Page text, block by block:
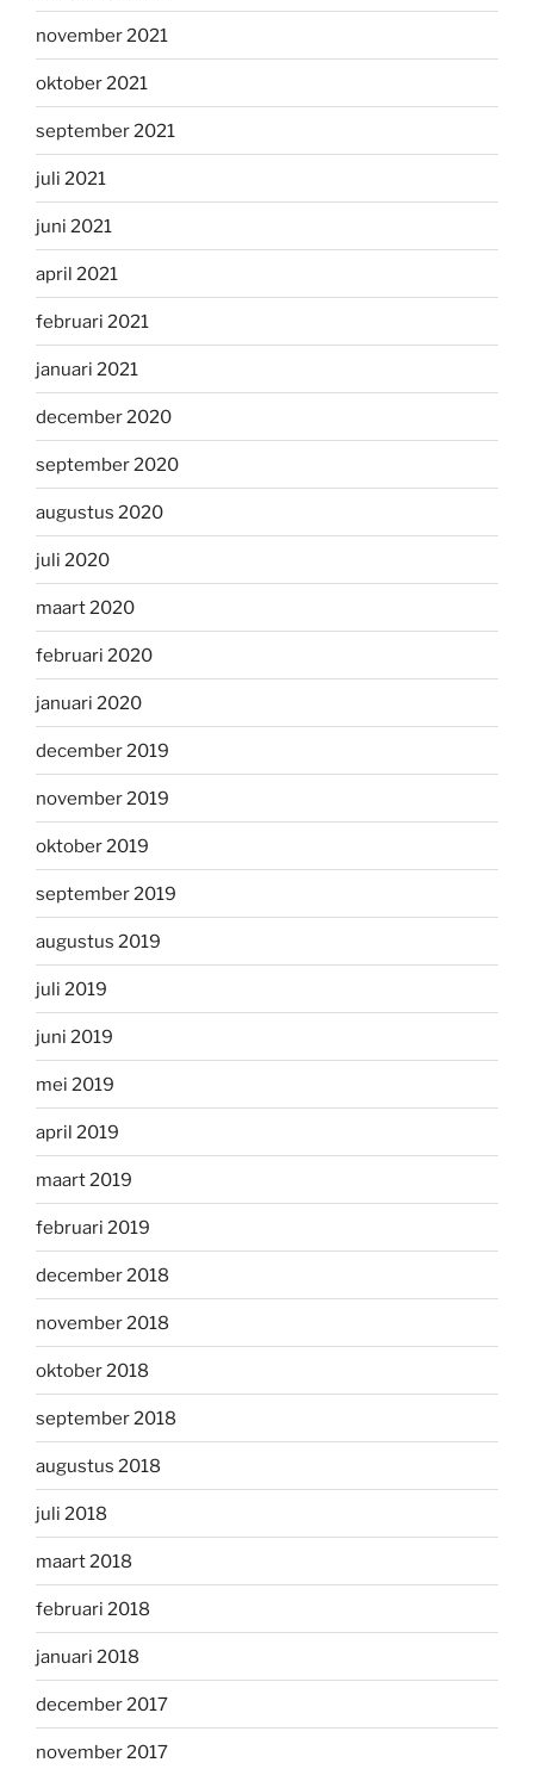
november 2021
oktober 2021
september 2021
juli 2021
juni 2021
april 2021
februari 2021
januari 2021
december 2020
september 2020
augustus 2020
juli 2020
maart 2020
februari 2020
januari 2020
december 2019
november 2019
oktober 2019
september 2019
augustus 2019
juli 2019
juni 2019
mei 2019
april 2019
maart 2019
februari 2019
december 2018
november 2018
oktober 2018
september 2018
augustus 2018
juli 2018
maart 2018
februari 2018
januari 2018
december 2017
november 2017